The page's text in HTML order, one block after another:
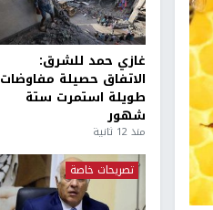
غازي حمد للشرق:
الاتفاق حصيلة مفاوضات
طويلة استمرت ستة
شهور
منذ 12 ثانية
تصريحات خاصة